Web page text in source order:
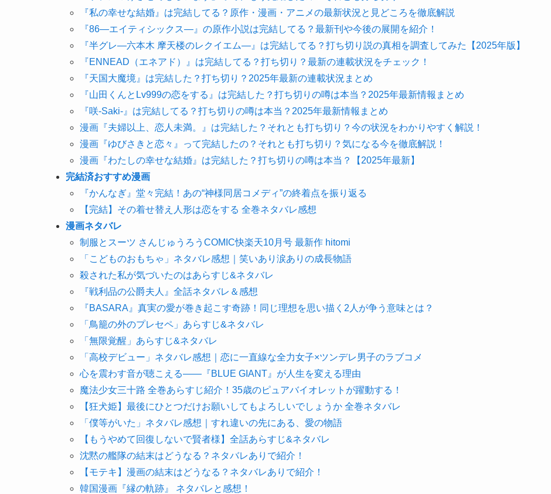
『私の幸せな結婚』は完結してる？原作・漫画・アニメの最新状況と見どころを徹底解説
『86―エイティシックス―』の原作小説は完結してる？最新刊や今後の展開を紹介！
『半グレ―六本木 摩天楼のレクイエム―』は完結してる？打ち切り説の真相を調査してみた【2025年版】
『ENNEAD（エネアド）』は完結してる？打ち切り？最新の連載状況をチェック！
『天国大魔境』は完結した？打ち切り？2025年最新の連載状況まとめ
『山田くんとLv999の恋をする』は完結した？打ち切りの噂は本当？2025年最新情報まとめ
『咲-Saki-』は完結してる？打ち切りの噂は本当？2025年最新情報まとめ
漫画『夫婦以上、恋人未満。』は完結した？それとも打ち切り？今の状況をわかりやすく解説！
漫画『ゆびさきと恋々』って完結したの？それとも打ち切り？気になる今を徹底解説！
漫画『わたしの幸せな結婚』は完結した？打ち切りの噂は本当？【2025年最新】
完結済おすすめ漫画
『かんなぎ』堂々完結！あの“神様同居コメディ”の終着点を振り返る
【完結】その着せ替え人形は恋をする 全巻ネタバレ感想
漫画ネタバレ
制服とスーツ さんじゅうろうCOMIC快楽天10月号 最新作 hitomi
「こどものおもちゃ」ネタバレ感想｜笑いあり涙ありの成長物語
殺された私が気づいたのはあらすじ&ネタバレ
『戦利品の公爵夫人』全話ネタバレ＆感想
『BASARA』真実の愛が巻き起こす奇跡！同じ理想を思い描く2人が争う意味とは？
「鳥籠の外のプレセペ」あらすじ&ネタバレ
「無限覚醒」あらすじ&ネタバレ
「高校デビュー」ネタバレ感想｜恋に一直線な全力女子×ツンデレ男子のラブコメ
心を震わす音が聴こえる――『BLUE GIANT』が人生を変える理由
魔法少女三十路 全巻あらすじ紹介！35歳のピュアバイオレットが躍動する！
【狂犬姫】最後にひとつだけお願いしてもよろしいでしょうか 全巻ネタバレ
「僕等がいた」ネタバレ感想｜すれ違いの先にある、愛の物語
【もうやめて回復しないで賢者様】全話あらすじ&ネタバレ
沈黙の艦隊の結末はどうなる？ネタバレありで紹介！
【モテキ】漫画の結末はどうなる？ネタバレありで紹介！
韓国漫画『縁の軌跡』 ネタバレと感想！